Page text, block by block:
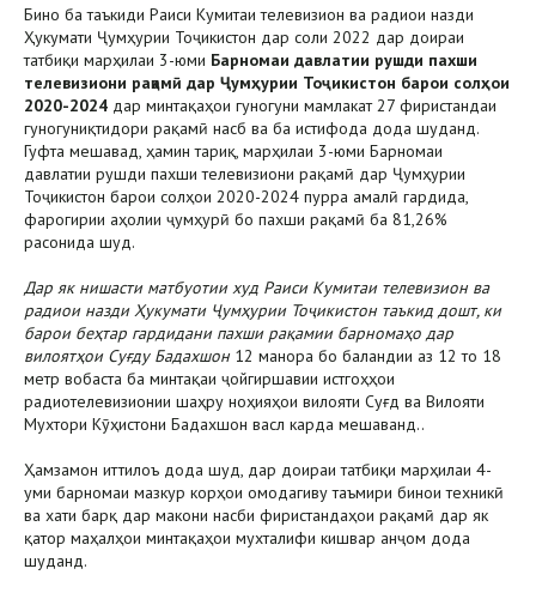
Бино ба таъкиди Раиси Кумитаи телевизион ва радиои назди
Ҳукумати Ҷумҳурии Тоҷикистон дар соли 2022 дар доираи
татбиқи марҳилаи 3-юми Барномаи давлатии рушди пахши
телевизиони рақамӣ дар Ҷумҳурии Тоҷикистон барои солҳои
2020-2024 дар минтақаҳои гуногуни мамлакат 27 фиристандаи
гуногуниқтидори рақамӣ насб ва ба истифода дода шуданд.
Гуфта мешавад, ҳамин тариқ, марҳилаи 3-юми Барномаи
давлатии рушди пахши телевизиони рақамӣ дар Ҷумҳурии
Тоҷикистон барои солҳои 2020-2024 пурра амалӣ гардида,
фарогирии аҳолии ҷумҳурӣ бо пахши рақамӣ ба 81,26%
расонида шуд.
Дар як нишасти матбуотии худ Раиси Кумитаи телевизион ва
радиои назди Ҳукумати Ҷумҳурии Тоҷикистон таъкид дошт, ки
барои беҳтар гардидани пахши рақамии барномаҳо дар
вилоятҳои Суғду Бадахшон 12 манора бо баландии аз 12 то 18
метр вобаста ба минтақаи ҷойгиршавии истгоҳҳои
радиотелевизионии шаҳру ноҳияҳои вилояти Суғд ва Вилояти
Мухтори Кӯҳистони Бадахшон васл карда мешаванд..
Ҳамзамон иттилоъ дода шуд, дар доираи татбиқи марҳилаи 4-
уми барномаи мазкур корҳои омодагиву таъмири бинои техникӣ
ва хати барқ дар макони насби фиристандаҳои рақамӣ дар як
қатор маҳалҳои минтақаҳои мухталифи кишвар анҷом дода
шуданд.